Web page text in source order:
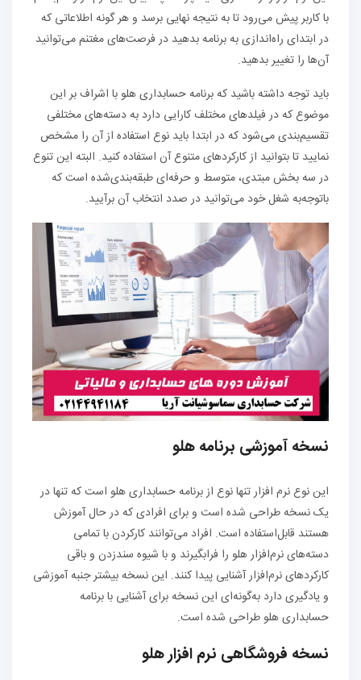
با کاربر پیش می‌رود تا به نتیجه نهایی برسد و هر گونه اطلاعاتی که
در ابتدای راه‌اندازی به برنامه بدهید در فرصت‌های مغتنم می‌توانید
آن‌ها را تغییر بدهید.
باید توجه داشته باشید که برنامه حسابداری هلو با اشراف بر این
موضوع که در فیلدهای مختلف کارایی دارد به دسته‌های مختلفی
تقسیم‌بندی می‌شود که در ابتدا باید نوع استفاده از آن را مشخص
نمایید تا بتوانید از کارکردهای متنوع آن استفاده کنید. البته این تنوع
در سه بخش مبتدی، متوسط و حرفه‌ای طبقه‌بندی‌شده است که
باتوجه‌به شغل خود می‌توانید در صدد انتخاب آن برآیید.
نسخه آموزشی برنامه هلو
این نوع نرم‌ افزار تنها نوع از برنامه حسابداری هلو است که تنها در
یک نسخه طراحی شده است و برای افرادی که در حال آموزش
هستند قابل‌استفاده است. افراد می‌توانند کارکردن با تمامی
دسته‌های نرم‌افزار هلو را فرابگیرند و با شیوه سندزدن و باقی
کارکردهای نرم‌افزار آشنایی پیدا کنند. این نسخه بیشتر جنبه آموزشی
و یادگیری دارد به‌گونه‌ای این نسخه برای آشنایی با برنامه
حسابداری هلو طراحی شده است.
نسخه فروشگاهی نرم افزار هلو